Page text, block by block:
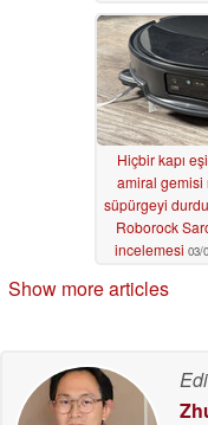
Hiçbir kapı
amiral gemisi
süpürgeyi
Roborock
incelemesi 03/
Show more articles